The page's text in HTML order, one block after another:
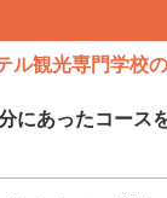
ル観光専門学校
にあったコース